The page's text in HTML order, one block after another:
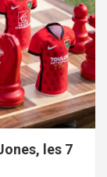
les 7